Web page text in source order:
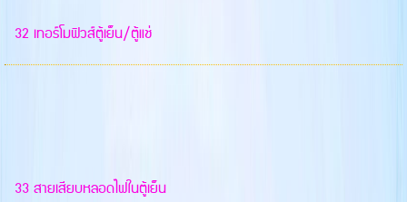
32 เทอร์โมฟิวส์ตู้เย็น/ตู้แช่
33 สายเสียบหลอดไฟในตู้เย็น